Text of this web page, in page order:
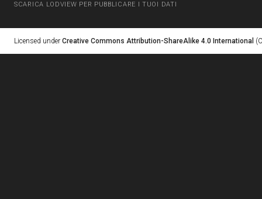
SCARICA LODVIEW PER PUBBLICARE I TUOI DATI
Licensed under Creative Commons Attribution-ShareAlike 4.0 International